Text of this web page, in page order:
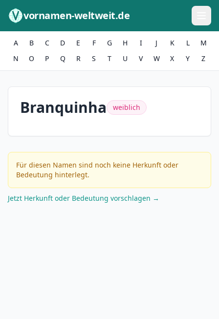
vornamen-weltweit.de
A B C D E F G H I J K L
M
N
O P Q R S T U V W X Y Z
Branquinha weiblich
Für diesen Namen sind noch keine Herkunft oder
Bedeutung hinterlegt.
Jetzt Herkunft oder Bedeutung vorschlagen →